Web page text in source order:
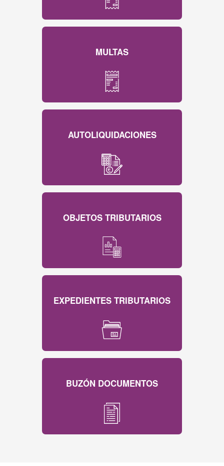
MULTAS
AUTOLIQUIDACIONES
OBJETOS TRIBUTARIOS
EXPEDIENTES TRIBUTARIOS
BUZÓN DOCUMENTOS